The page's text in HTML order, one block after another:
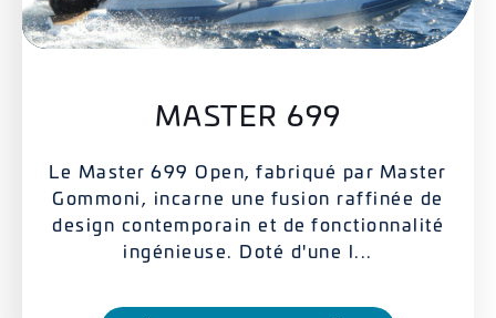
MASTER 699
Le Master 699 Open, fabriqué par Master
Gommoni, incarne une fusion raffinée de
design contemporain et de fonctionnalité
ingénieuse. Doté d'une l...